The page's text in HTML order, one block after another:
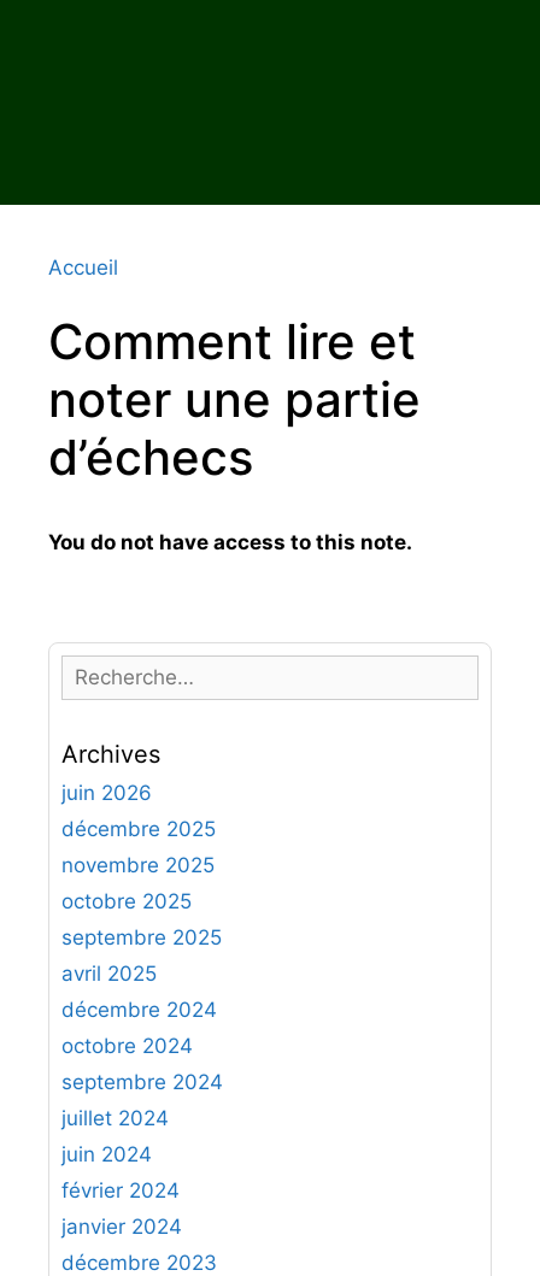
Accueil
Comment lire et
noter une partie
d’échecs
You do not have access to this note.
e
h
e
r
h
e
r
:
Archives
juin 2026
décembre 2025
novembre 2025
octobre 2025
septembre 2025
avril 2025
décembre 2024
octobre 2024
septembre 2024
juillet 2024
juin 2024
février 2024
janvier 2024
décembre 2023